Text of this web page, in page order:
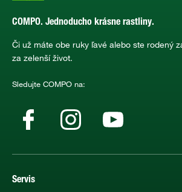
COMPO. Jednoducho krásne rastliny.
Či už máte obe ruky ľavé alebo ste rodený
za zelenší život.
Sledujte COMPO na:
Servis